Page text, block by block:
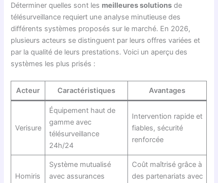
Déterminer quelles sont les meilleures solutions de
télésurveillance requiert une analyse minutieuse des
différents systèmes proposés sur le marché. En 2026,
plusieurs acteurs se distinguent par leurs offres variées et
par la qualité de leurs prestations. Voici un aperçu des
systèmes les plus prisés :
Acteur Caractéristiques Avantages
Verisure
Équipement haut de
gamme avec
télésurveillance
24h/24
Intervention rapide et
fiables, sécurité
renforcée
Homiris
Système mutualisé
avec assurances
Coût maîtrisé grâce à
des partenariats avec